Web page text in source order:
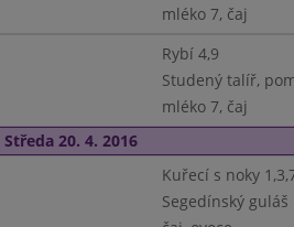
mléko 7, čaj
Rybí 4,9
Studený talíř,
mléko 7, čaj
Středa 20. 4. 2016
Kuřecí s noky
Segedínský